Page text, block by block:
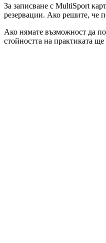
За записване с MultiSport
резервации. Ако решите, че
Ако нямате възможност да
стойността на практиката